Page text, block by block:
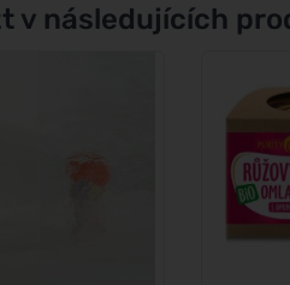
v následujících